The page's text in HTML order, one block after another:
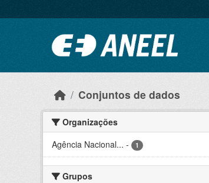
Conjuntos de dados
Organizações
Agência Nacional... - 1
Grupos